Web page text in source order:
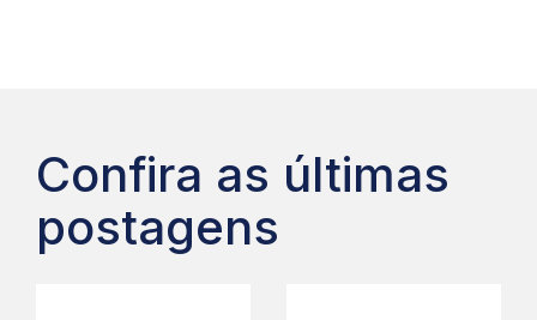
Confira as últimas
postagens